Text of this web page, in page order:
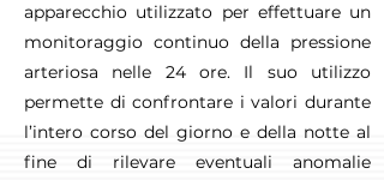
apparecchio utilizzato per effettuare un
monitoraggio continuo della pressione
arteriosa nelle 24 ore. Il suo utilizzo
permette di confrontare i valori durante
l’intero corso del giorno e della notte al
fine di rilevare eventuali anomalie